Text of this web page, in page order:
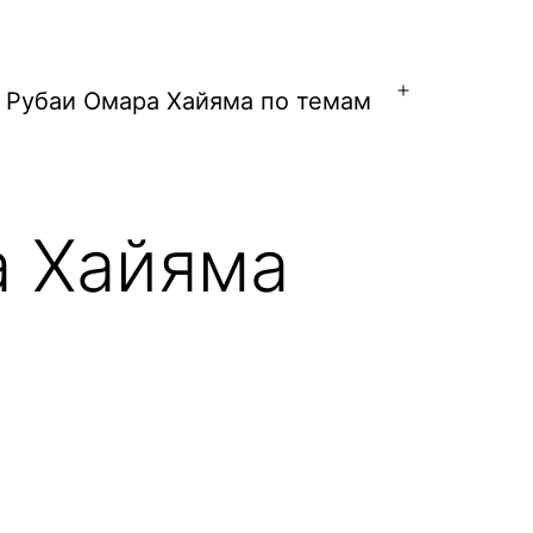
Рубаи Омара Хайяма по темам
Открыть
Хайяма